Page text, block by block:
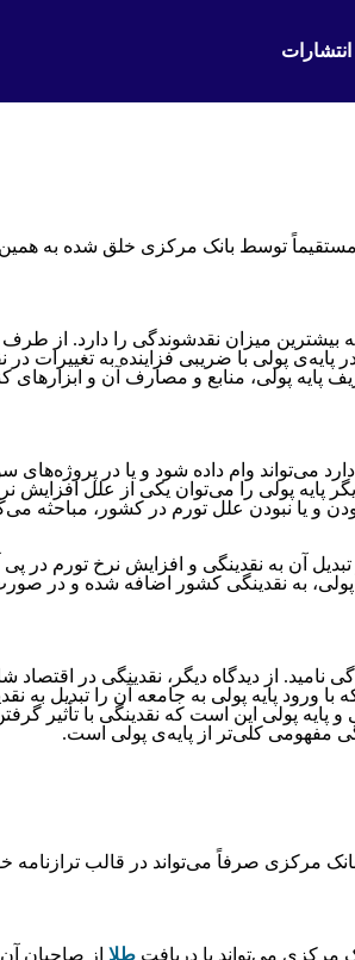
انتشارات
مستقیماً توسط بانک مرکزی خلق شده به
بیشترین میزان نقدشوندگی را دارد. از
پولی با ضریبی فزاینده به تغییرات در
پایه پولی، منابع و مصارف آن و
می‌تواند وام داده شود و یا در پروژه‌های
پولی را می‌توان یکی از علل افزایش
و یا نبودن علل تورم در کشور، مباحثه
و تبدیل آن به نقدینگی و افزایش نرخ تورم
بین ۷ الی ۸ بوده است و این به آن معناست که تقریباً ۷ برابر میزان افزایش پایه پولی، به
نامید. از دیدگاه دیگر، نقدینگی در
پایه پولی به جامعه آن را تبدیل به
پولی این است که نقدینگی با تأثیر
مفهومی کلی‌‌‌‌‌‌تر از پایه‌‌‌‌‌‌ی پولی است.
مرکزی صرفاً می‌تواند در قالب ترازنامه
مرکزی می‌تواند با دریافت طلا از صاحبان